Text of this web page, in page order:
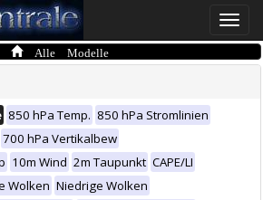
Toggle
Alle Modelle
850 hPa Temp. 850 hPa Stromlinien
700 hPa Vertikalbew
10m Wind 2m Taupunkt CAPE/LI
Wolken Niedrige Wolken